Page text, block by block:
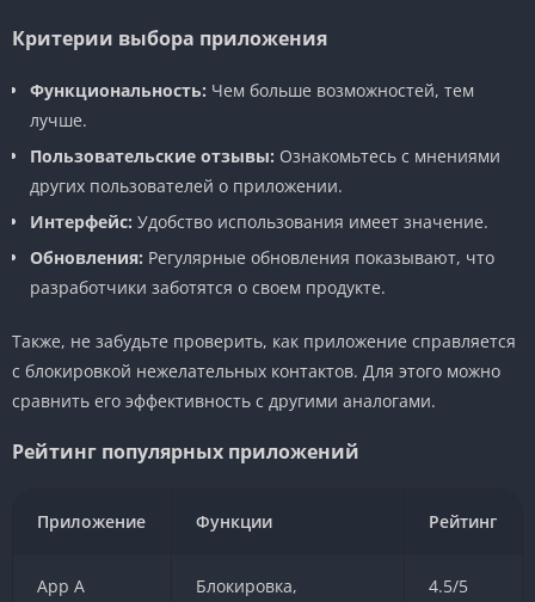
Критерии выбора приложения
Функциональность: Чем больше возможностей, тем
лучше.
Пользовательские отзывы: Ознакомьтесь с мнениями
других пользователей о приложении.
Интерфейс: Удобство использования имеет значение.
Обновления: Регулярные обновления показывают, что
разработчики заботятся о своем продукте.
Также, не забудьте проверить, как приложение справляется
с блокировкой нежелательных контактов. Для этого можно
сравнить его эффективность с другими аналогами.
Рейтинг популярных приложений
Приложение Функции Рейтинг
App A
Блокировка,
4.5/5